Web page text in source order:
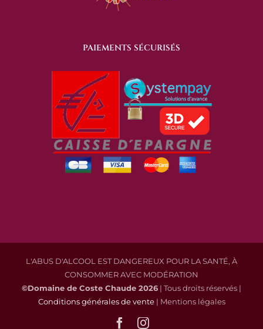
PAIEMENTS SÉCURISÉS
L'ABUS D'ALCOOL EST DANGEREUX POUR LA SANTÉ, À
CONSOMMER AVEC MODÉRATION
©Domaine de Coste Chaude 2026 | Tous droits réservés |
Conditions générales de vente| Mentions légales
FacebookInstagram